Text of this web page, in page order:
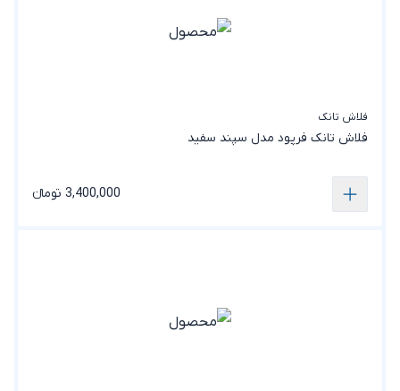
فلاش تانک
فلاش تانک فرپود مدل سپند‎ سفید
3,400,000 تومانء